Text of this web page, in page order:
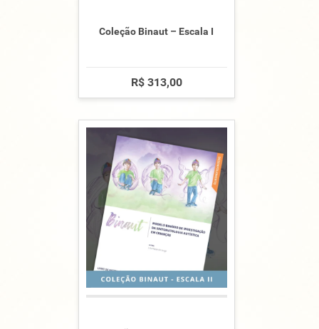
Coleção Binaut – Escala I
R$ 313,00